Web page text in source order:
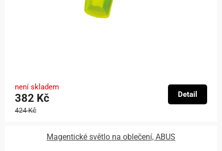
není skladem
382 Kč
424 Kč
Detail
Magentické světlo na oblečení, ABUS